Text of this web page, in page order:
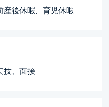
産後休暇、育児休暇
技、面接